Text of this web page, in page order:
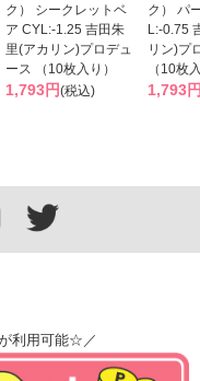
ク） シークレットベ
ア CYL:-1.25 吉田朱
里(アカリン)プロデュ
ース （10枚入り）
1,793円(税込)
ク） パ
L:-0.75
リン)プ
（10枚
1,793
利用可能☆／